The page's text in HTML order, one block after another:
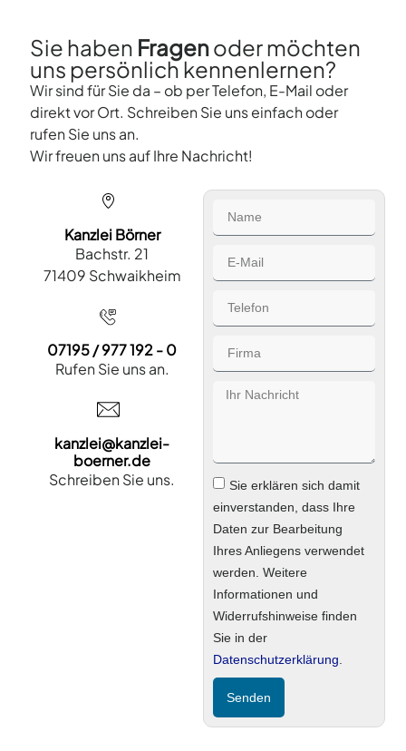
Sie haben Fragenoder möchten
uns persönlich kennenlernen?
Wir sind für Sie da – ob per Telefon, E-Mail oder
direkt vor Ort. Schreiben Sie uns einfach oder
rufen Sie uns an.
Wir freuen uns auf Ihre Nachricht!
Kanzlei Börner
Bachstr. 21
71409 Schwaikheim
07195 / 977 192 - 0
Rufen Sie uns an.
kanzlei@kanzlei-
boerner.de
Schreiben Sie uns.
Sie erklären sich damit
einverstanden, dass Ihre
Daten zur Bearbeitung
Ihres Anliegens verwendet
werden. Weitere
Informationen und
Widerrufshinweise finden
Sie in der
Datenschutzerklärung
Senden
Alternative: